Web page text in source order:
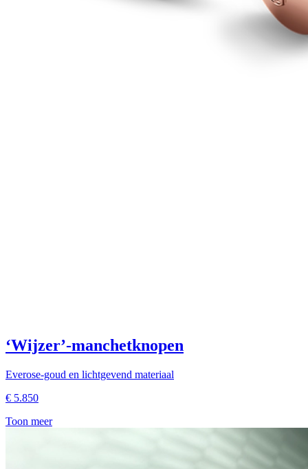
‘Wijzer’-manchetknopen
Everose-goud en lichtgevend materiaal
€ 5.850
Toon meer